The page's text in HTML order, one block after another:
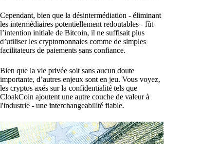
Cependant, bien que la désintermédiation - éliminant
les intermédiaires potentiellement redoutables - fût
l’intention initiale de Bitcoin, il ne suffisait plus
d’utiliser les cryptomonnaies comme de simples
facilitateurs de paiements sans confiance.
Bien que la vie privée soit sans aucun doute
importante, d’autres enjeux sont en jeu. Vous voyez,
les cryptos axés sur la confidentialité tels que
CloakCoin ajoutent une autre couche de valeur à
l'industrie - une interchangeabilité fiable.